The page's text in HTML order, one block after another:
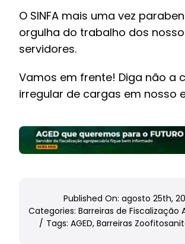
O SINFA mais uma vez
orgulha do trabalho dos
servidores.
Vamos em frente! Diga não a
irregular de cargas em nosso
Published On: agosto 25th,
Categories: Barreiras de Fiscalização
/ Tags: AGED, Barreiras